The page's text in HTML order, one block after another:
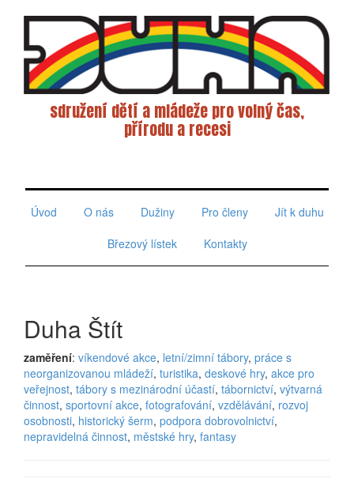
sdružení dětí a mládeže pro volný čas,
přírodu a recesi
Úvod
O nás Dužiny Pro členy
Jít k duhu
Březový lístek
Kontakty
Duha Štít
zaměření: víkendové akce, letní/zimní tábory, práce s
neorganizovanou mládeží, turistika, deskové hry, akce pro
veřejnost, tábory s mezinárodní účastí, tábornictví, výtvarná
činnost, sportovní akce, fotografování, vzdělávání, rozvoj
osobnosti, historický šerm, podpora dobrovolnictví,
nepravidelná činnost, městské hry, fantasy